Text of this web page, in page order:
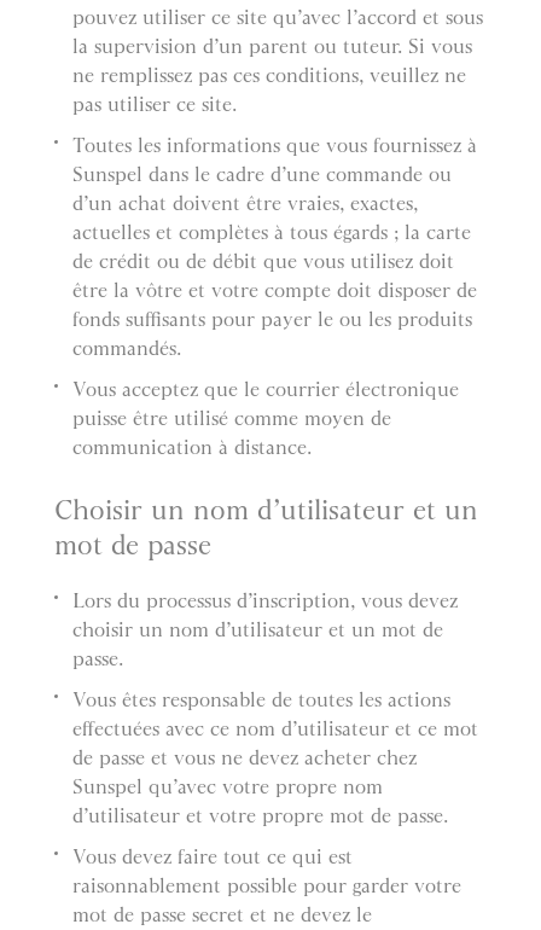
pouvez utiliser ce site qu’avec l’accord et sous
la supervision d’un parent ou tuteur. Si vous
ne remplissez pas ces conditions, veuillez ne
pas utiliser ce site.
Toutes les informations que vous fournissez à
Sunspel dans le cadre d’une commande ou
d’un achat doivent être vraies, exactes,
actuelles et complètes à tous égards ; la carte
de crédit ou de débit que vous utilisez doit
être la vôtre et votre compte doit disposer de
fonds suffisants pour payer le ou les produits
commandés.
Vous acceptez que le courrier électronique
puisse être utilisé comme moyen de
communication à distance.
Choisir un nom d’utilisateur et un
mot de passe
Lors du processus d’inscription, vous devez
choisir un nom d’utilisateur et un mot de
passe.
Vous êtes responsable de toutes les actions
effectuées avec ce nom d’utilisateur et ce mot
de passe et vous ne devez acheter chez
Sunspel qu’avec votre propre nom
d’utilisateur et votre propre mot de passe.
Vous devez faire tout ce qui est
raisonnablement possible pour garder votre
mot de passe secret et ne devez le